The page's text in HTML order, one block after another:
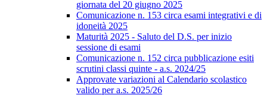
giornata del 20 giugno 2025
Comunicazione n. 153 circa esami integrativi e di
idoneità 2025
Maturità 2025 - Saluto del D.S. per inizio
sessione di esami
Comunicazione n. 152 circa pubblicazione esiti
scrutini classi quinte - a.s. 2024/25
Approvate variazioni al Calendario scolastico
valido per a.s. 2025/26